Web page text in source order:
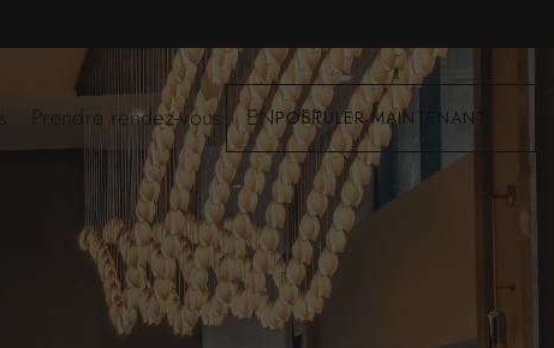
Prendre rendez-vous EN FR
POSTULER MAINTENANT